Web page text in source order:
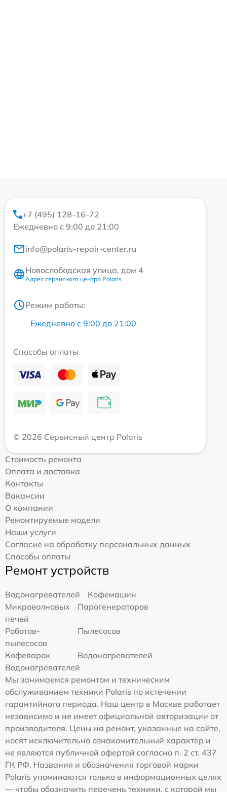
+7 (495) 128-16-72
Ежедневно с 9:00 до 21:00
info@polaris-repair-center.ru
Новослободская улица, дом 4
Адрес сервисного центра Polaris
Режим работы:
Ежедневно с 9:00 до 21:00
Способы оплаты
© 2026 Сервисный центр Polaris
Стоимость ремонта
Оплата и доставка
Контакты
Вакансии
О компании
Ремонтируемые модели
Наши услуги
Согласие на обработку персональных данных
Способы оплаты
Ремонт устройств
Водонагревателей
Кофемашин
Микроволновых
печей
Парогенераторов
Роботов-
пылесосов
Пылесосов
Кофеварок
Водонагревателей
Водонагревателей
Мы занимаемся ремонтом и техническим
обслуживанием техники Polaris по истечении
гарантийного периода. Наш центр в Москве работает
независимо и не имеет официальной авторизации от
производителя. Цены на ремонт, указанные на сайте,
носят исключительно ознакомительный характер и
не являются публичной офертой согласно п. 2 ст. 437
ГК РФ. Названия и обозначения торговой марки
Polaris упоминаются только в информационных целях
— чтобы обозначить перечень техники, с которой мы